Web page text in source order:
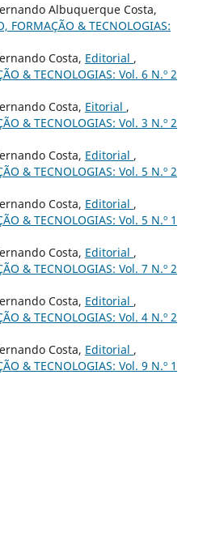
Albuquerque Costa,
FORMAÇÃO & TECNOLOGIAS:
Costa, Editorial ,
& TECNOLOGIAS: Vol. 6 N.º 2
Costa, Eitorial ,
& TECNOLOGIAS: Vol. 3 N.º 2
Costa, Editorial ,
& TECNOLOGIAS: Vol. 5 N.º 2
Costa, Editorial ,
& TECNOLOGIAS: Vol. 5 N.º 1
Costa, Editorial ,
& TECNOLOGIAS: Vol. 7 N.º 2
Costa, Editorial ,
& TECNOLOGIAS: Vol. 4 N.º 2
Costa, Editorial ,
& TECNOLOGIAS: Vol. 9 N.º 1